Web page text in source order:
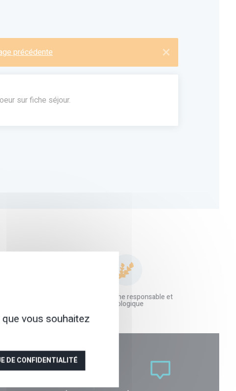
×
précédente
sur fiche séjour.
Une démarche responsable et
écologique
vous souhaitez
DE CONFIDENTIALITÉ